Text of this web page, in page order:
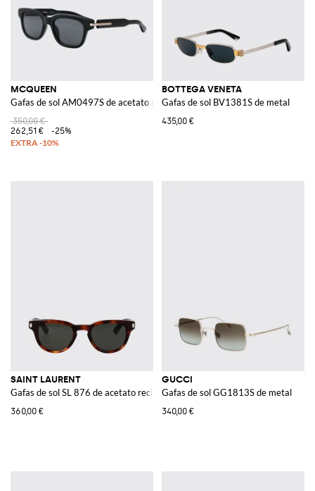
MCQUEEN
Gafas de sol AM0497S de acetato reciclado
350,00 €
262,51 €
-25%
BOTTEGA VENETA
Gafas de sol BV1381S de metal
435,00 €
SAINT LAURENT
Gafas de sol SL 876 de acetato reciclado
360,00 €
GUCCI
Gafas de sol GG1813S de metal
340,00 €